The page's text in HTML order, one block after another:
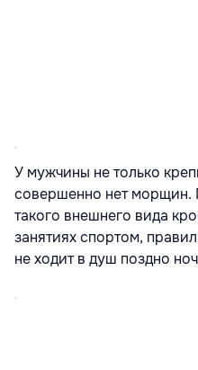
У мужчины не только
совершенно нет морщин.
такого внешнего вида
занятиях спортом,
не ходит в душ поздно